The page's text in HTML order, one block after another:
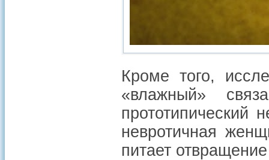
Кроме того,
«влажный»
прототипический
невротичная
питает